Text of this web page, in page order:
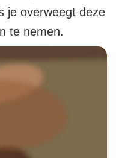
je overweegt deze
te nemen.